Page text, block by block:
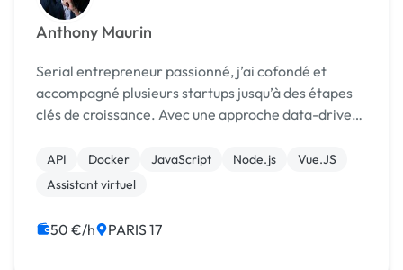
Anthony Maurin
Serial entrepreneur passionné, j’ai cofondé et
accompagné plusieurs startups jusqu’à des étapes
clés de croissance. Avec une approche data-driven
d’entrepreneur, j’ai levé des fonds, géré des équipes
de pl...
API Docker JavaScript Node.js
Vue.JS
Assistant virtuel
50 €/h PARIS 17